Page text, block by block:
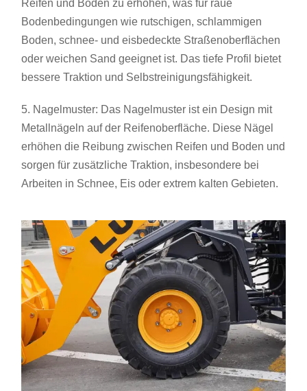
Reifen und Boden zu erhöhen, was für raue
Bodenbedingungen wie rutschigen, schlammigen
Boden, schnee- und eisbedeckte Straßenoberflächen
oder weichen Sand geeignet ist. Das tiefe Profil bietet
bessere Traktion und Selbstreinigungsfähigkeit.
5. Nagelmuster: Das Nagelmuster ist ein Design mit
Metallnägeln auf der Reifenoberfläche. Diese Nägel
erhöhen die Reibung zwischen Reifen und Boden und
sorgen für zusätzliche Traktion, insbesondere bei
Arbeiten in Schnee, Eis oder extrem kalten Gebieten.